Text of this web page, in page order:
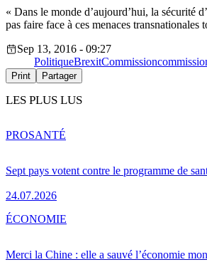
« Dans le monde d’aujourd’hui, la sécurité
pas faire face à ces menaces transnationales
Sep 13, 2016 - 09:27
PolitiqueBrexitCommission
Print Partager
LES PLUS LUS
Sept pays votent contre le programme de
24.07.2026
PROSANTÉ
Merci la Chine : elle a sauvé l’économie
ÉCONOMIE